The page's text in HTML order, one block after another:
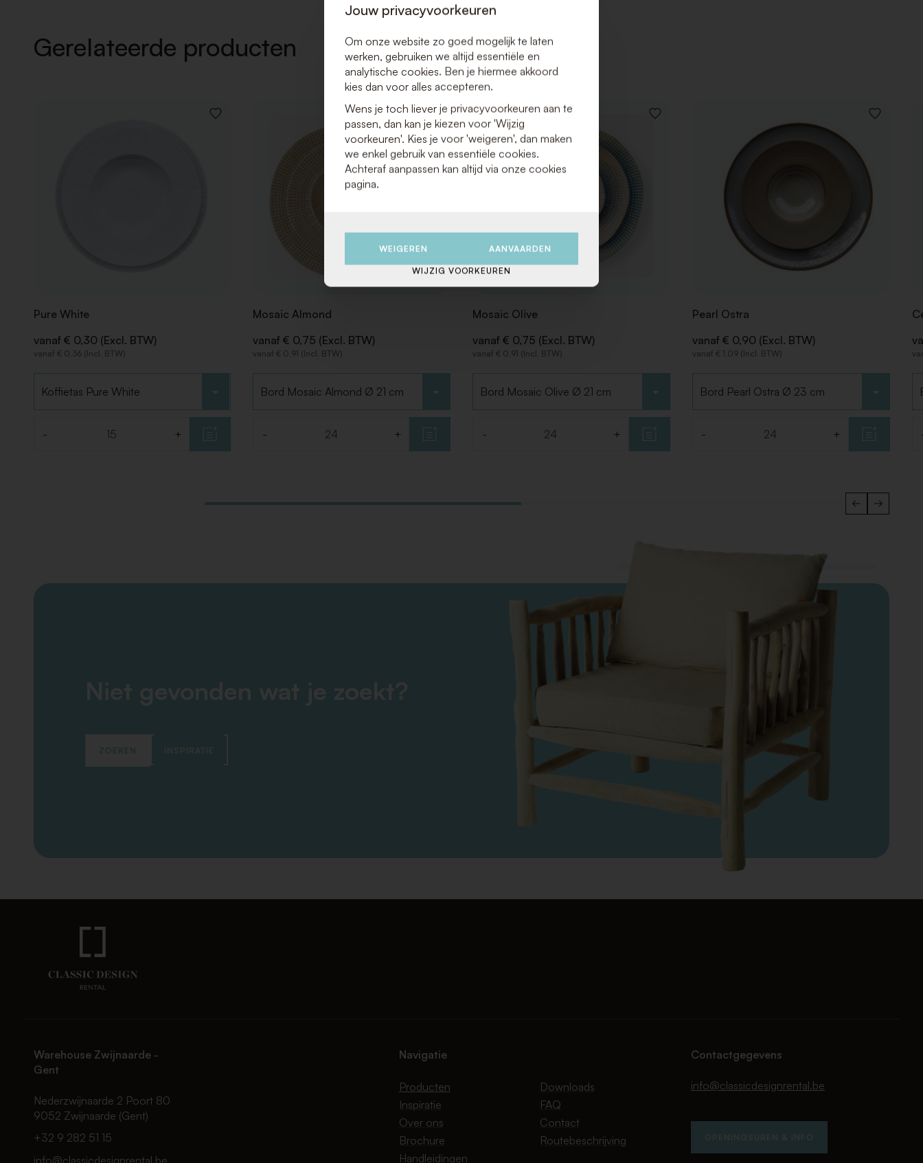
Gerelateerde producten
VOEG
Pure White
vanaf € 0,30 (Excl. BTW)
vanaf € 0,36 (Incl. BTW)
- +
VOEG
TOE
AAN
VERLANGLIJST
Mosaic Almond
vanaf € 0,75 (Excl. BTW)
vanaf € 0,91 (Incl. BTW)
- +
VOEG
Mosaic Olive
vanaf € 0,75 (Excl. BTW)
vanaf € 0,91 (Incl. BTW)
- +
VOEG
Pearl Ostra
vanaf € 0,90 (Excl. BTW)
vanaf € 1,09 (Incl. BTW)
- +
Niet gevonden wat je zoekt?
ZOEKEN INSPIRATIE
Warehouse Zwijnaarde -
Gent
Nederzwijnaarde 2 Poort 80
9052 Zwijnaarde (Gent)
+32 9 282 51 15
info@classicdesignrental.be
Navigatie
Producten
Inspiratie
Over ons
Brochure
Handleidingen
Downloads
FAQ
Contact
Routebeschrijving
Contactgegevens
info@classicdesignrental.be
OPENINGSUREN & INFO
Jouw privacyvoorkeuren
Om onze website zo goed mogelijk te laten
werken, gebruiken we altijd essentiële en
analytische cookies. Ben je hiermee akkoord
kies dan voor alles accepteren.
Wens je toch liever je privacyvoorkeuren aan te
passen, dan kan je kiezen voor 'Wijzig
voorkeuren'. Kies je voor 'weigeren', dan maken
we enkel gebruik van essentiële cookies.
Achteraf aanpassen kan altijd via onze cookies
pagina.
WEIGEREN AANVAARDEN
WIJZIG VOORKEUREN